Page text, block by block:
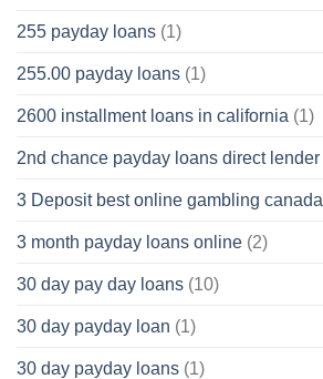
255 payday loans (1)
255.00 payday loans (1)
2600 installment loans in california (1)
2nd chance payday loans direct lender
3 Deposit best online gambling canada
3 month payday loans online (2)
30 day pay day loans (10)
30 day payday loan (1)
30 day payday loans (1)